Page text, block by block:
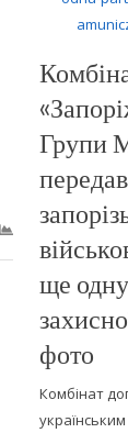
Групи
передав
ще
фото
Комбінат